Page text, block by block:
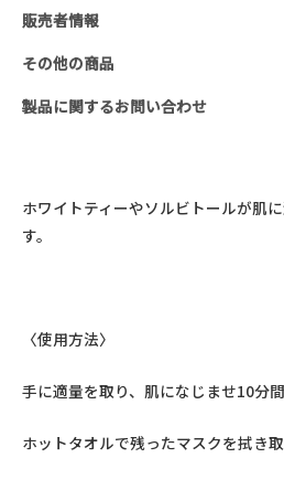
ス
(250ml)
個
販売者情報
その他の商品
製品に関するお問い合わせ
ホワイトティーやソルビトールが肌
す。
〈使用方法〉
手に適量を取り、肌になじませ10分間
ホットタオルで残ったマスクを拭き取